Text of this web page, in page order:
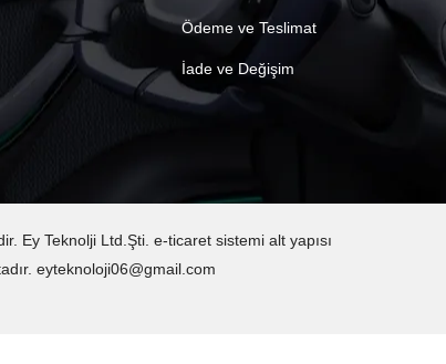
Ödeme ve Teslimat
İade ve Değişim
Ey Teknolji Ltd.Şti. e-ticaret sistemi alt yapısı
eyteknoloji06@gmail.com